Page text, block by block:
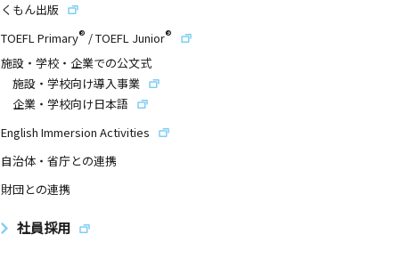
くもん出版
TOEFL Primary® /TOEFL Junior®
施設・学校・企業での公文式
施設・学校向け導入事業
企業・学校向け日本語
English Immersion Activities
自治体・省庁との連携
財団との連携
社員採用